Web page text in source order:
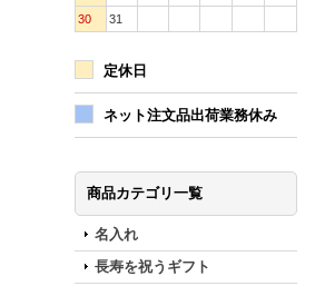
30
31
定休日
ネット注文品出荷業務休み
商品カテゴリ一覧
名入れ
長寿を祝うギフト